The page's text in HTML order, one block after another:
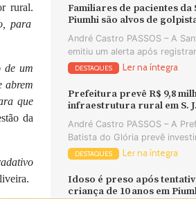
rural.
para
de um
abrem
que
da
Familiares de pacientes da
Piumhi são alvos de
André Castro PASSOS – A
emitiu um alerta após
DESTAQUES Ler na íntegra
Prefeitura prevê R$ 9,8
infraestrutura rural em S.
André Castro PASSOS – A
Batista do Glória prevê
DESTAQUES Ler na íntegra
Idoso é preso após
criança de 10 anos em